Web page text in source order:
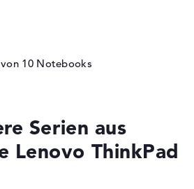
10
Serien aus
Lenovo ThinkPad